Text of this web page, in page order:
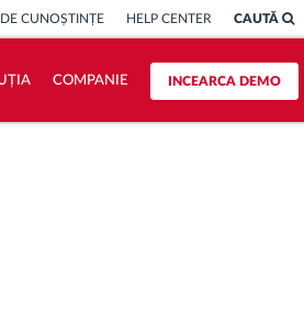
CAUTĂ
CUNOȘTINȚE HELP CENTER
INCEARCA DEMO
COMPANIE